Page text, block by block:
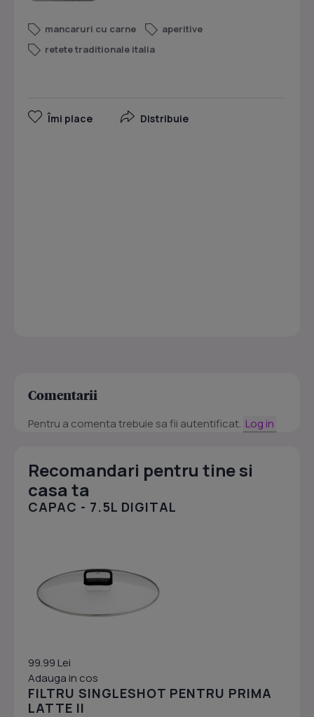
mancaruri cu carne
aperitive
retete traditionale italia
Îmi place Distribuie
Comentarii
Pentru a comenta trebuie sa fii autentificat. Log in
Recomandari pentru tine si
casa ta
CAPAC - 7.5L DIGITAL
99.99 Lei
Adauga in cos
FILTRU SINGLESHOT PENTRU PRIMA
LATTE II